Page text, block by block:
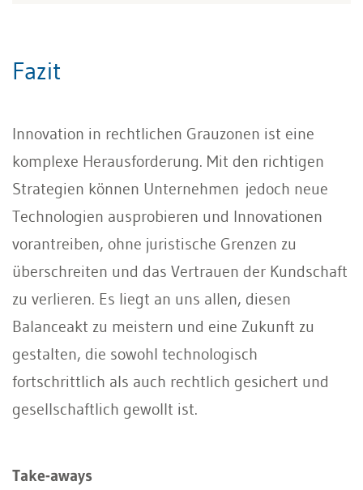
Fazit
Innovation in rechtlichen Grauzonen ist eine
komplexe Herausforderung. Mit den richtigen
Strategien können Unternehmen jedoch neue
Technologien ausprobieren und Innovationen
vorantreiben, ohne juristische Grenzen zu
überschreiten und das Vertrauen der Kundschaft
zu verlieren. Es liegt an uns allen, diesen
Balanceakt zu meistern und eine Zukunft zu
gestalten, die sowohl technologisch
fortschrittlich als auch rechtlich gesichert und
gesellschaftlich gewollt ist.
Take-aways